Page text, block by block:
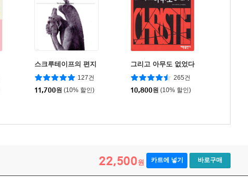
스크루테이프의 편지
127건
11,700원 (10% 할인)
그리고 아무도 없었다
265건
10,800원 (10% 할인)
22,500원 카트에 넣기 바로구매